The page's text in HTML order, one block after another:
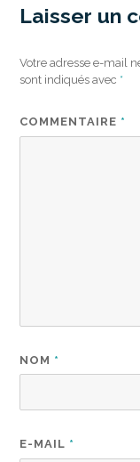
Laisser un
Votre adresse e-mail
sont indiqués avec *
COMMENTAIRE *
NOM *
E-MAIL *